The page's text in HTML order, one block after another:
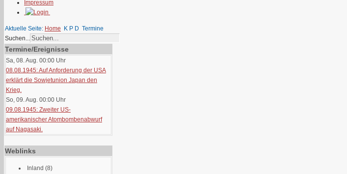
Impressum
Aktuelle Seite: Home K P D Termine
Suchen...
Termine/Ereignisse
Sa, 08. Aug. 00:00 Uhr
08.08.1945: Auf Anforderung der USA
erklärt die Sowjetunion Japan den
Krieg.
So, 09. Aug. 00:00 Uhr
09.08.1945: Zweiter US-
amerikanischer Atombombenabwurf
auf Nagasaki.
Weblinks
Inland (8)